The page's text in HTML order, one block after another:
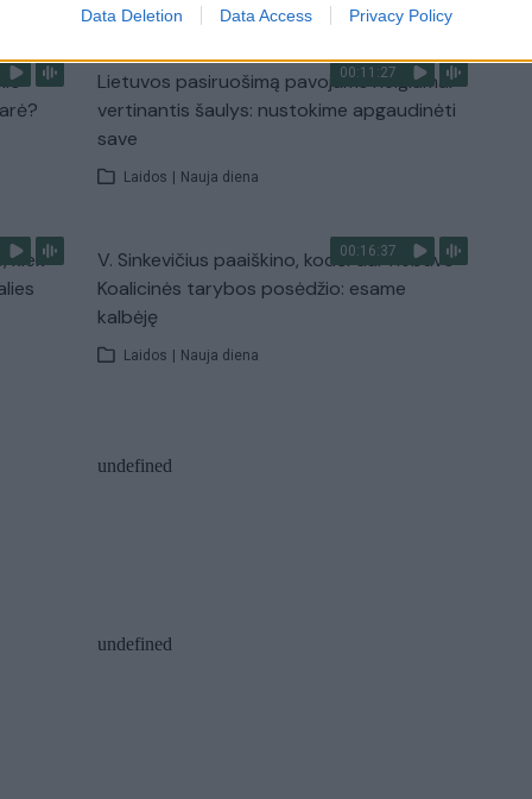
Data Deletion Data Access Privacy Policy
00:11:27
Lietuvos pasiruošimą pavojams neigiamai
vertinantis šaulys: nustokime apgaudinėti
save
Laidos | Nauja diena
kiek
00:16:37
V. Sinkevičius paaiškino, kodėl dar nebuvo
Koalicinės tarybos posėdžio: esame
kalbėję
Laidos | Nauja diena